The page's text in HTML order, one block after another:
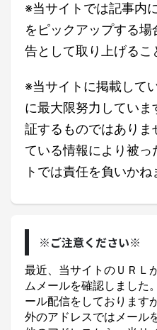
※当サイトでは記事内
をピックアップする
告として取り上げるこ
※当サイトに掲載して
に最大限努力してい
証するものではありま
ている情報により被っ
トでは責任を負いかね
※ご注意ください※
最近、当サイトのＵＲＬ
ムメールを確認しました
ール配信をしておりま
外のアドレスではメール